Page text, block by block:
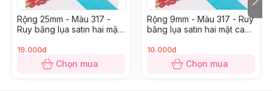
Rộng 25mm - Màu 317 -
Ruy băng lụa satin hai mặt
19.000đ
Chọn mua
Rộng 9mm - Màu 317 - Ruy
băng lụa satin hai mặt cao
10.000đ
Chọn mua